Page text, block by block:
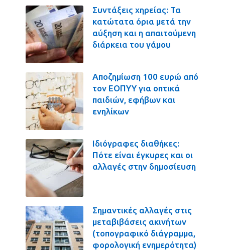
Συντάξεις χηρείας: Τα
κατώτατα όρια μετά την
αύξηση και η απαιτούμενη
διάρκεια του γάμου
Αποζημίωση 100 ευρώ από
τον ΕΟΠΥΥ για οπτικά
παιδιών, εφήβων και
ενηλίκων
Ιδιόγραφες διαθήκες:
Πότε είναι έγκυρες και οι
αλλαγές στην δημοσίευση
Σημαντικές αλλαγές στις
μεταβιβάσεις ακινήτων
(τοπογραφικό διάγραμμα,
φορολογική ενημερότητα)